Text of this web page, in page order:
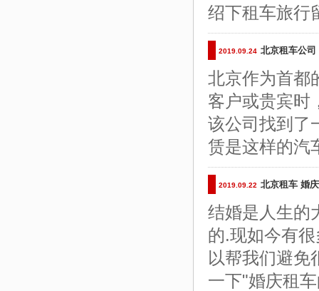
绍下租车旅行
2019.09.24 北京租车公
北京作为首都
客户或贵宾时
该公司找到了
赁是这样的汽
2019.09.22 北京租车 婚
结婚是人生的
的.现如今有
以帮我们避免
一下"婚庆租